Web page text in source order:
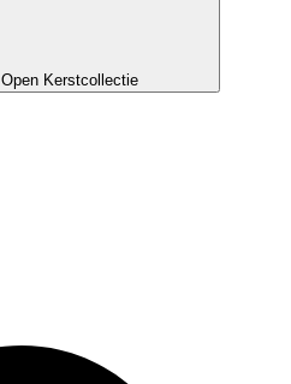
Open Kerstcollectie